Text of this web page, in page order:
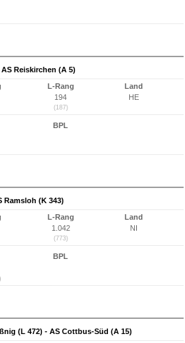
Reiskirchen (A 5)
L-Rang
194
(187)
Land
HE
BPL
Ramsloh (K 343)
L-Rang
1.042
(773)
Land
NI
BPL
(L 472) - AS Cottbus-Süd (A 15)